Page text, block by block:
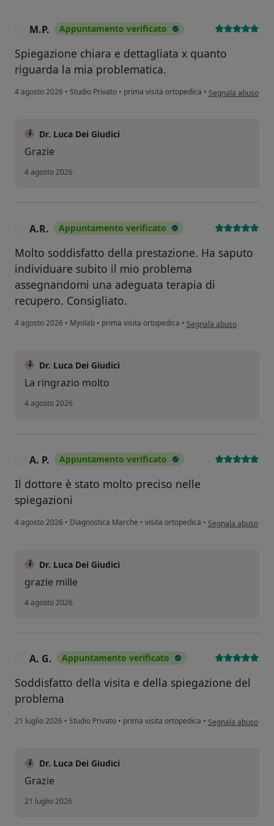
M.P. Appuntamento verificato
Spiegazione chiara e dettagliata x quanto
riguarda la mia problematica.
4 agosto 2026 • Studio Privato • prima visita ortopedica • secondo l'opinione
Segnala abuso
Dr. Luca Dei Giudici
Grazie
4 agosto 2026
A.R. Appuntamento verificato
Molto soddisfatto della prestazione. Ha saputo
individuare subito il mio problema
assegnandomi una adeguata terapia di
recupero. Consigliato.
4 agosto 2026 • Myolab • prima visita ortopedica • secondo l'opinione
Segnala abuso
Dr. Luca Dei Giudici
La ringrazio molto
4 agosto 2026
A. P. Appuntamento verificato
Il dottore è stato molto preciso nelle
spiegazioni
4 agosto 2026 • Diagnostica Marche • visita ortopedica • secondo l'opinione
Segnala abuso
Dr. Luca Dei Giudici
grazie mille
4 agosto 2026
A. G. Appuntamento verificato
Soddisfatto della visita e della spiegazione del
problema
21 luglio 2026 • Studio Privato • prima visita ortopedica • secondo l'opinione
Segnala abuso
Dr. Luca Dei Giudici
Grazie
21 luglio 2026